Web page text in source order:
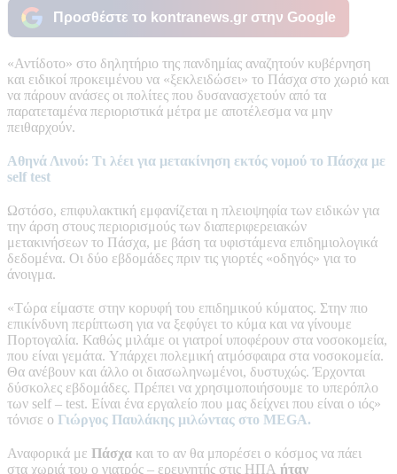
Προσθέστε το kontranews.gr στην Google
«Αντίδοτο» στο δηλητήριο της πανδημίας αναζητούν κυβέρνηση
και ειδικοί προκειμένου να «ξεκλειδώσει» το Πάσχα στο χωριό και
να πάρουν ανάσες οι πολίτες που δυσανασχετούν από τα
παρατεταμένα περιοριστικά μέτρα με αποτέλεσμα να μην
πειθαρχούν.
Αθηνά Λινού: Τι λέει για μετακίνηση εκτός νομού το Πάσχα με
self test
Ωστόσο, επιφυλακτική εμφανίζεται η πλειοψηφία των ειδικών για
την άρση στους περιορισμούς των διαπεριφερειακών
μετακινήσεων το Πάσχα, με βάση τα υφιστάμενα επιδημιολογικά
δεδομένα. Οι δύο εβδομάδες πριν τις γιορτές «οδηγός» για το
άνοιγμα.
«Τώρα είμαστε στην κορυφή του επιδημικού κύματος. Στην πιο
επικίνδυνη περίπτωση για να ξεφύγει το κύμα και να γίνουμε
Πορτογαλία. Καθώς μιλάμε οι γιατροί υποφέρουν στα νοσοκομεία,
που είναι γεμάτα. Υπάρχει πολεμική ατμόσφαιρα στα νοσοκομεία.
Θα ανέβουν και άλλο οι διασωληνωμένοι, δυστυχώς. Έρχονται
δύσκολες εβδομάδες. Πρέπει να χρησιμοποιήσουμε το υπερόπλο
των self – test. Είναι ένα εργαλείο που μας δείχνει που είναι ο ιός»
τόνισε o Γιώργος Παυλάκης μιλώντας στο MEGA.
Αναφορικά με Πάσχα και το αν θα μπορέσει ο κόσμος να πάει
στα χωριά του ο γιατρός – ερευνητής στις ΗΠΑ ήταν